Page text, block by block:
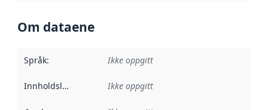
Om dataene
Språk: Ikke oppgitt
Innholdsleverandører :
Ikke oppgitt